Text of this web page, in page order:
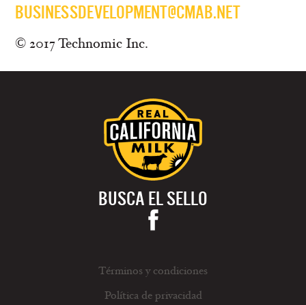
BUSINESSDEVELOPMENT@CMAB.NET
© 2017 Technomic Inc.
BUSCA EL SELLO
Términos y condiciones
Política de privacidad